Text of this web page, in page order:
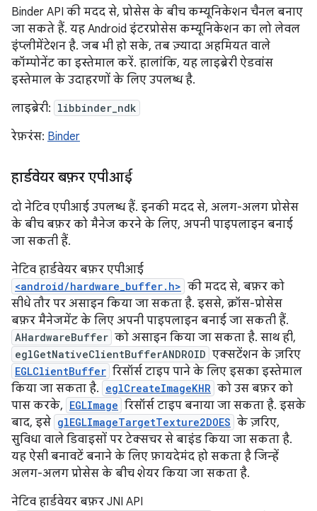
Binder API की मदद से, प्रोसेस के बीच कम्यूनिकेशन चैनल बनाए
जा सकते हैं. यह Android इंटरप्रोसेस कम्यूनिकेशन का लो लेवल
इंप्लीमेंटेशन है. जब भी हो सके, तब ज़्यादा अहमियत वाले
कॉम्पोनेंट का इस्तेमाल करें. हालांकि, यह लाइब्रेरी ऐडवांस
इस्तेमाल के उदाहरणों के लिए उपलब्ध है.
लाइब्रेरी: libbinder_ndk
रेफ़रंस: Binder
हार्डवेयर बफ़र एपीआई
दो नेटिव एपीआई उपलब्ध हैं. इनकी मदद से, अलग-अलग प्रोसेस
के बीच बफ़र को मैनेज करने के लिए, अपनी पाइपलाइन बनाई
जा सकती हैं.
नेटिव हार्डवेयर बफ़र एपीआई
<android/hardware_buffer.h> की मदद से, बफ़र को
सीधे तौर पर असाइन किया जा सकता है. इससे, क्रॉस-प्रोसेस
बफ़र मैनेजमेंट के लिए अपनी पाइपलाइन बनाई जा सकती हैं.
AHardwareBuffer को असाइन किया जा सकता है. साथ ही,
eglGetNativeClientBufferANDROID एक्सटेंशन के ज़रिए
EGLClientBuffer रिसॉर्स टाइप पाने के लिए इसका इस्तेमाल
किया जा सकता है. eglCreateImageKHR को उस बफ़र को
पास करके, EGLImage रिसॉर्स टाइप बनाया जा सकता है. इसके
बाद, इसे glEGLImageTargetTexture2DOES के ज़रिए,
सुविधा वाले डिवाइसों पर टेक्सचर से बाइंड किया जा सकता है.
यह ऐसी बनावटें बनाने के लिए फ़ायदेमंद हो सकता है जिन्हें
अलग-अलग प्रोसेस के बीच शेयर किया जा सकता है.
नेटिव हार्डवेयर बफ़र JNI API